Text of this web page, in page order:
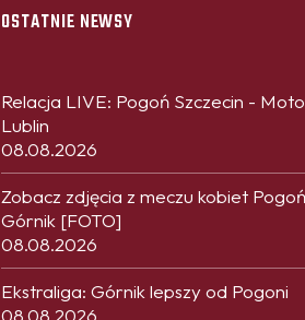
OSTATNIE NEWSY
Relacja LIVE: Pogoń Szczecin -
Lublin
08.08.2026
Zobacz zdjęcia z meczu kobiet
Górnik [FOTO]
08.08.2026
Ekstraliga: Górnik lepszy od Pogoni
08.08.2026